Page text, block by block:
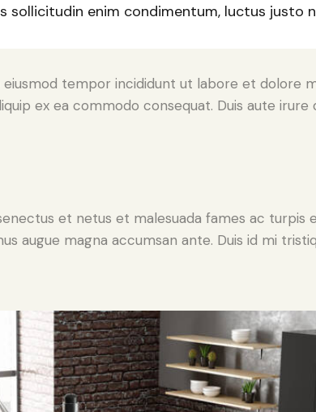
enim condimentum, luctus justo
tempor incididunt ut labore et dolore
ex ea commodo consequat. Duis aute
et netus et malesuada fames ac turpis
augue magna accumsan ante. Duis id mi